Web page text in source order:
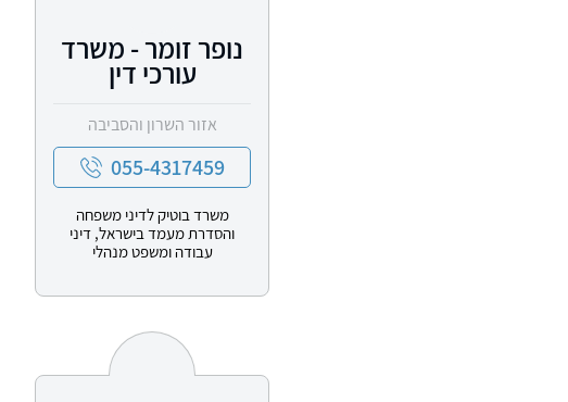
נופר זומר - משרד
עורכי דין
אזור השרון והסביבה
055-4317459
משרד בוטיק לדיני משפחה
והסדרת מעמד בישראל, דיני
עבודה ומשפט מנהלי